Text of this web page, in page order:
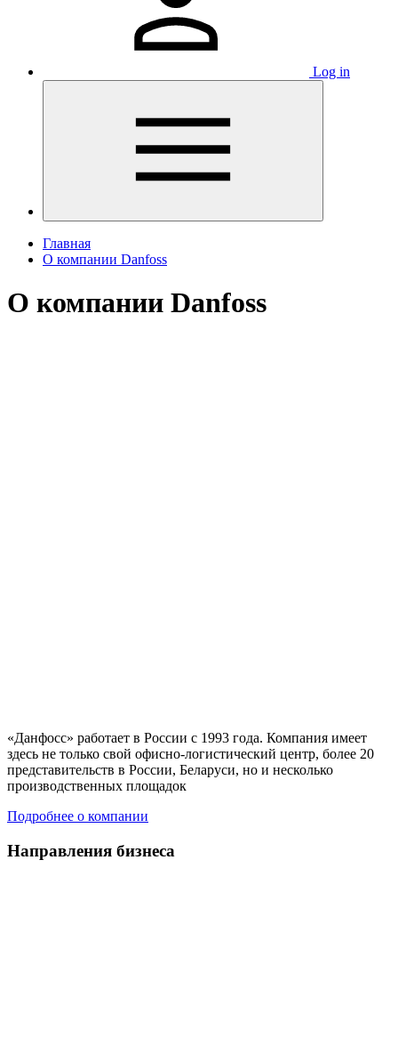
Log in
Главная
О компании Danfoss
О компании Danfoss
«Данфосс» работает в России с 1993 года. Компания имеет
здесь не только свой офисно-логистический центр, более 20
представительств в России, Беларуси, но и несколько
производственных площадок
Подробнее о компании
Направления бизнеса